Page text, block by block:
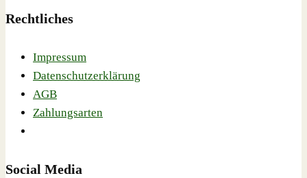
Rechtliches
Impressum
Datenschutzerklärung
AGB
Zahlungsarten
Social Media